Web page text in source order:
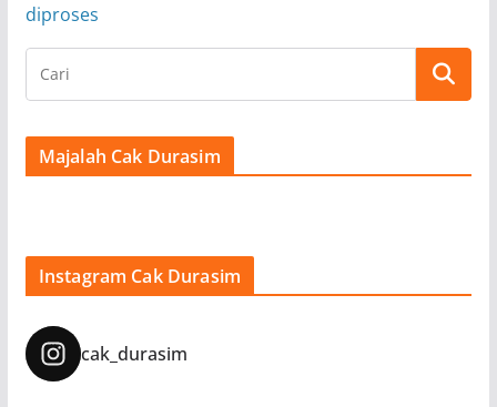
diproses
Majalah Cak Durasim
Instagram Cak Durasim
cak_durasim